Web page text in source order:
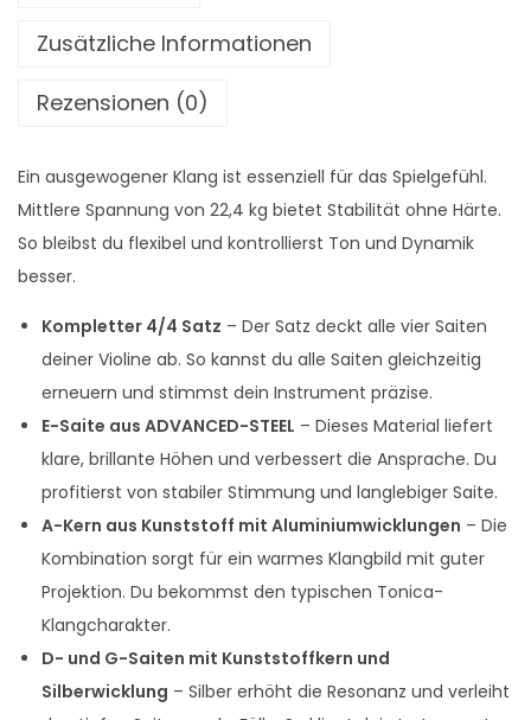
Zusätzliche Informationen
Rezensionen (0)
Ein ausgewogener Klang ist essenziell für das Spielgefühl.
Mittlere Spannung von 22,4 kg bietet Stabilität ohne Härte.
So bleibst du flexibel und kontrollierst Ton und Dynamik
besser.
Kompletter 4/4 Satz – Der Satz deckt alle vier Saiten
deiner Violine ab. So kannst du alle Saiten gleichzeitig
erneuern und stimmst dein Instrument präzise.
E-Saite aus ADVANCED-STEEL – Dieses Material liefert
klare, brillante Höhen und verbessert die Ansprache. Du
profitierst von stabiler Stimmung und langlebiger Saite.
A-Kern aus Kunststoff mit Aluminiumwicklungen – Die
Kombination sorgt für ein warmes Klangbild mit guter
Projektion. Du bekommst den typischen Tonica-
Klangcharakter.
D- und G-Saiten mit Kunststoffkern und
Silberwicklung – Silber erhöht die Resonanz und verleiht